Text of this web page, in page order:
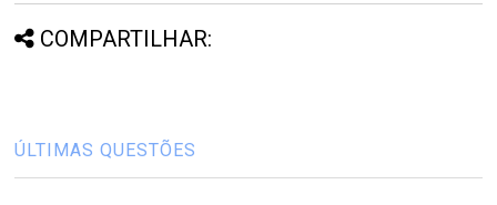
COMPARTILHAR:
ÚLTIMAS QUESTÕES